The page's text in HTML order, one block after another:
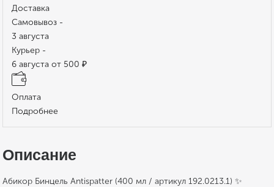
Доставка
Самовывоз -
3 августа
Курьер -
6 августа от 500 ₽
Оплата
Подробнее
Описание
Абикор Бинцель Antispatter (400 мл / артикул 192.0213.1) ✨